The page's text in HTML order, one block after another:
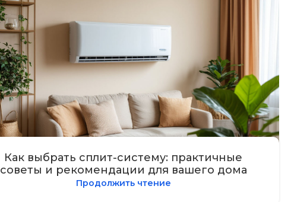
Как выбрать сплит-систему: практичные
советы и рекомендации для вашего дома
Продолжить чтение